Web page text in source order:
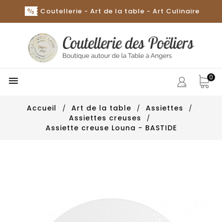
Coutellerie - Art de la table - Art Culinaire
 0
Accueil Art de la table
Assiettes
Assiettes creuses
Assiette creuse Louna - BASTIDE